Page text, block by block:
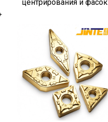
центрирования и фасок